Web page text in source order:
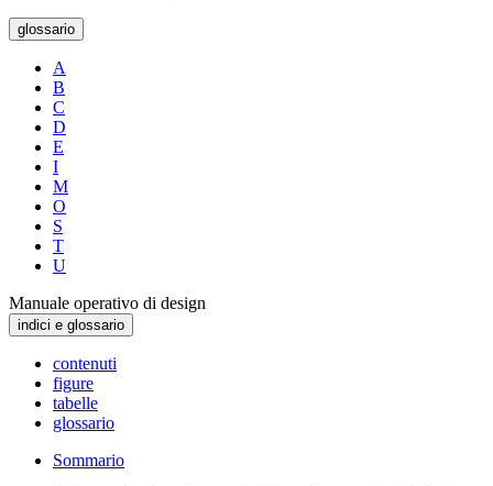
glossario
A
B
C
D
E
I
M
O
S
T
U
Manuale operativo di design
indici e glossario
contenuti
figure
tabelle
glossario
Sommario